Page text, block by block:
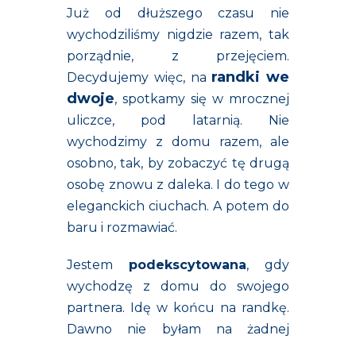
Już od dłuższego czasu nie
wychodziliśmy nigdzie razem, tak
porządnie, z przejęciem.
Decydujemy więc, na randki we
dwoje, spotkamy się w mrocznej
uliczce, pod latarnią. Nie
wychodzimy z domu razem, ale
osobno, tak, by zobaczyć tę drugą
osobę znowu z daleka. I do tego w
eleganckich ciuchach. A potem do
baru i rozmawiać.
Jestem podekscytowana, gdy
wychodzę z domu do swojego
partnera. Idę w końcu na randkę.
Dawno nie byłam na żadnej